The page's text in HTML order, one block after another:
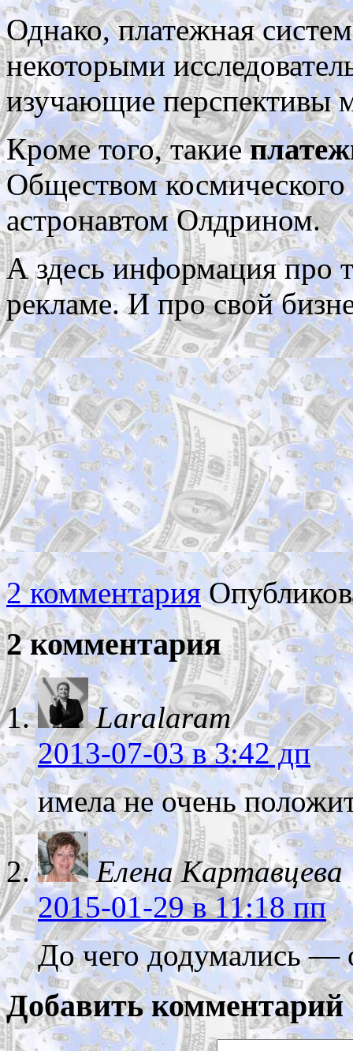
Однако, платежная
некоторыми
изучающие перспективы
Кроме того, такие
Обществом
астронавтом Олдрином.
А здесь информация про
рекламе. И про свой
2 комментария
2 комментария
Laralaram
2013-07-03в 3:42 дп
имела не очень
Елена Картавцева
2015-01-29в 11:18 пп
До чего додумались —
Добавить комментарий